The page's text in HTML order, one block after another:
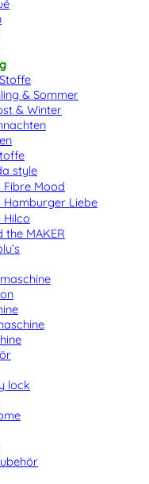
& Sommer
& Winter
style
Fibre Mood
Hamburger Liebe
Hilco
the MAKER
lock